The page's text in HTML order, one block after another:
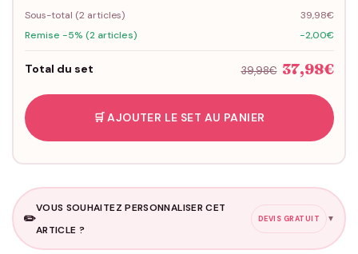
Sous-total (2articles)
39,98€
Remise -5% (2 articles)
-2,00€
Total du set 39,98€ 37,98€
🛒 AJOUTER LE SET AU PANIER
✏️
VOUS SOUHAITEZ PERSONNALISER CET
ARTICLE ?
DEVIS GRATUIT ▼